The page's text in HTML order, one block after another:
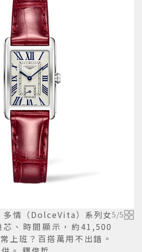
情（DolceVita）系列女
、時間顯示，約41,500
上班？百搭萬用不出錯。
5/5